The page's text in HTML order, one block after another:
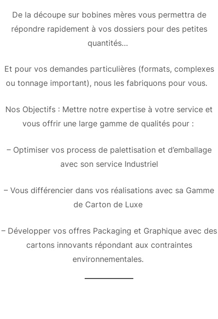
De la découpe sur bobines mères vous permettra de
répondre rapidement à vos dossiers pour des petites
quantités…
Et pour vos demandes particulières (formats, complexes
ou tonnage important), nous les fabriquons pour vous.
Nos Objectifs : Mettre notre expertise à votre service et
vous offrir une large gamme de qualités pour :
– Optimiser vos process de palettisation et d’emballage
avec son service Industriel
– Vous différencier dans vos réalisations avec sa Gamme
de Carton de Luxe
– Développer vos offres Packaging et Graphique avec des
cartons innovants répondant aux contraintes
environnementales.